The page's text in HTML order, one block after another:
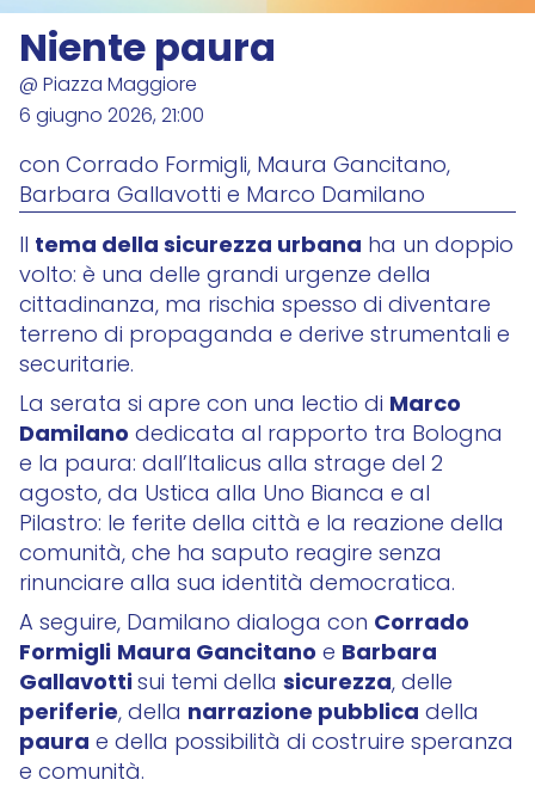
Niente paura
@ Piazza Maggiore
6 giugno 2026, 21:00
con Corrado Formigli, Maura Gancitano,
Barbara Gallavotti e Marco Damilano
Il tema della sicurezza urbana ha un doppio
volto: è una delle grandi urgenze della
cittadinanza, ma rischia spesso di diventare
terreno di propaganda e derive strumentali e
securitarie.
La serata si apre con una lectio di Marco
Damilano dedicata al rapporto tra Bologna
e la paura: dall’Italicus alla strage del 2
agosto, da Ustica alla Uno Bianca e al
Pilastro: le ferite della città e la reazione della
comunità, che ha saputo reagire senza
rinunciare alla sua identità democratica.
A seguire, Damilano dialoga con Corrado
FormigliMaura Gancitano e Barbara
Gallavottisui temi della sicurezza, delle
periferie, della narrazione pubblica della
paura e della possibilità di costruire speranza
e comunità.